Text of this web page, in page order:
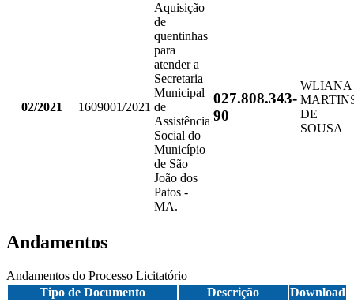
02/2021 1609001/2021
Aquisição
de
quentinhas
para
atender a
Secretaria
Municipal
de
Assistência
Social do
Município
de São
João dos
Patos -
MA.
027.808.343-
90
WLIANA
DE
SOUSA
Andamentos
Andamentos do Processo Licitatório
Tipo de Documento
Descrição
Download